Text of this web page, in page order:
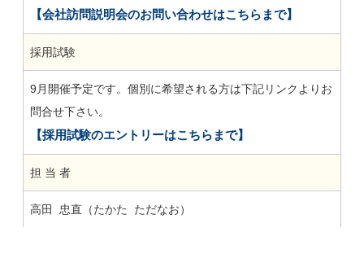
【会社訪問説明会のお問い合わせはこちらまで】
採用試験
9月開催予定です。個別に希望される方は下記リンクよりお
問合せ下さい。
【採用試験のエントリーはこちらまで】
担 当 者
高田 忠直（たかた ただなお）